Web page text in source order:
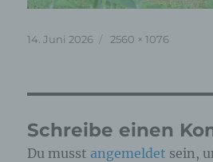
Veröffentlicht
14. Juni 2026 Originalgröße
2560 × 1076
Schreibe einen
Du musst angemeldet sein,